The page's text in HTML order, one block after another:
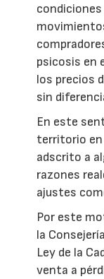
psicosis en
los precios
sin
En este
territorio en
adscrito a
razones
ajustes
Por este
la
Ley de la
venta a